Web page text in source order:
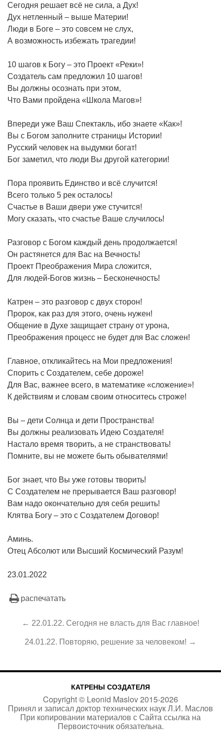
Сегодня решает всё не сила, а Дух!
Дух нетленный – выше Материи!
Люди в Боге – это совсем не слух,
А возможность избежать трагедии!
10 шагов к Богу – это Проект «Реки»!
Создатель сам предложил 10 шагов!
Вы должны осознать при этом,
Что Вами пройдена «Школа Магов»!
Впереди уже Ваш Спектакль, ибо знаете «Как»!
Вы с Богом заполните страницы Истории!
Русский человек на выдумки богат!
Бог заметил, что люди Вы другой категории!
Пора проявить Единство и всё случится!
Всего только 5 рек осталось!
Счастье в Ваши двери уже стучится!
Могу сказать, что счастье Ваше случилось!
Разговор с Богом каждый день продолжается!
Он растянется для Вас на Вечность!
Проект Преображения Мира сложится,
Для людей-Богов жизнь – Бесконечность!
Катрен – это разговор с двух сторон!
Пророк, как раз для этого, очень нужен!
Общение в Духе защищает страну от урона,
Преображения процесс не будет для Вас сложен!
Главное, откликайтесь на Мои предложения!
Спорить с Создателем, себе дороже!
Для Вас, важнее всего, в математике «сложение»!
К действиям и словам своим относитесь строже!
Вы – дети Солнца и дети Пространства!
Вы должны реализовать Идею Создателя!
Настало время творить, а не странствовать!
Помните, вы не можете быть обывателями!
Бог знает, что Вы уже готовы творить!
С Создателем не прерывается Ваш разговор!
Вам надо окончательно для себя решить!
Клятва Богу – это с Создателем Договор!
Аминь.
Отец Абсолют или Высший Космический Разум!
23.01.2022
распечатать
← 22.01.22. Сегодня не власть для Вас главное!
24.01.22. Повторяю, решение за человеком! →
КАТРЕНЫ СОЗДАТЕЛЯ
Copyright © Leonid Maslov2015-2026
Принял и записал доктор технических наук Л.И. Маслов
При копировании материалов с Сайтассылка на
Первоисточникобязательна.